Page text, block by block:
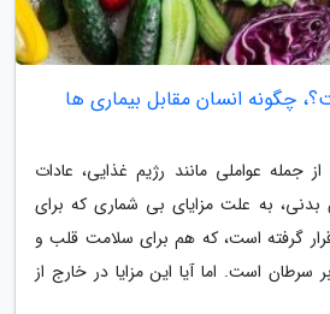
چگونه انسان مقابل بیماری ها
جمله عواملی مانند رژیم غذایی، عادات
به علت مزایای بی شماری که برای
گرفته است، که هم برای سلامت قلب و
سرطان است. اما آیا این مزایا در خارج از